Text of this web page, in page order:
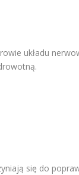
układu
się do